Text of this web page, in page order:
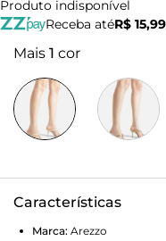
Produto indisponível
Receba atéR$ 15,99
Mais 1 cor
Características
Marca: Arezzo